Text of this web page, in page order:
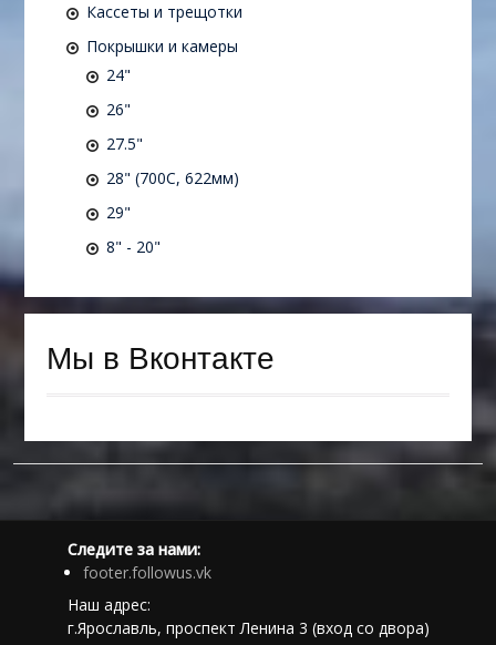
Кассеты и трещотки
Покрышки и камеры
24"
26"
27.5"
28" (700C, 622мм)
29"
8" - 20"
Мы в Вконтакте
Следите за нами:
footer.followus.vk
Наш адрес:
г.Ярославль, проспект Ленина 3 (вход со двора)